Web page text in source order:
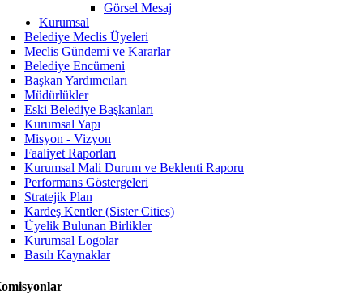
Görsel Mesaj
Kurumsal
Belediye Meclis Üyeleri
Meclis Gündemi ve Kararlar
Belediye Encümeni
Başkan Yardımcıları
Müdürlükler
Eski Belediye Başkanları
Kurumsal Yapı
Misyon - Vizyon
Faaliyet Raporları
Kurumsal Mali Durum ve Beklenti Raporu
Performans Göstergeleri
Stratejik Plan
Kardeş Kentler (Sister Cities)
Üyelik Bulunan Birlikler
Kurumsal Logolar
Basılı Kaynaklar